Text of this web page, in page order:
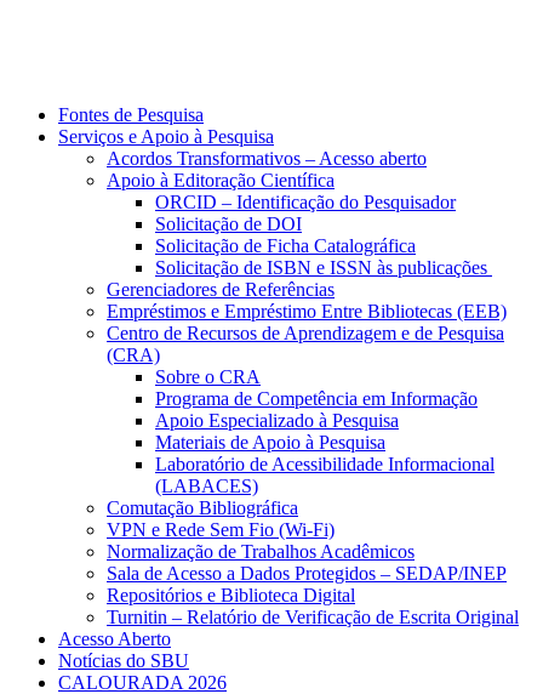
Fontes de Pesquisa
Serviços e Apoio à Pesquisa
Acordos Transformativos – Acesso aberto
Apoio à Editoração Científica
ORCID – Identificação do Pesquisador
Solicitação de DOI
Solicitação de Ficha Catalográfica
Solicitação de ISBN e ISSN às publicações
Gerenciadores de Referências
Empréstimos e Empréstimo Entre Bibliotecas (EEB)
Centro de Recursos de Aprendizagem e de Pesquisa
(CRA)
Sobre o CRA
Programa de Competência em Informação
Apoio Especializado à Pesquisa
Materiais de Apoio à Pesquisa
Laboratório de Acessibilidade Informacional
(LABACES)
Comutação Bibliográfica
VPN e Rede Sem Fio (Wi-Fi)
Normalização de Trabalhos Acadêmicos
Sala de Acesso a Dados Protegidos – SEDAP/INEP
Repositórios e Biblioteca Digital
Turnitin – Relatório de Verificação de Escrita Original
Acesso Aberto
Notícias do SBU
CALOURADA 2026